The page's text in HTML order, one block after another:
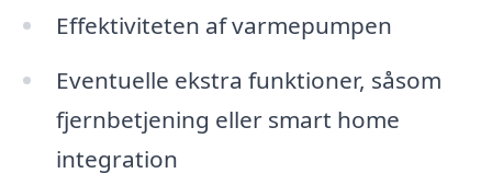
Effektiviteten af varmepumpen
Eventuelle ekstra funktioner, såsom
fjernbetjening eller smart home
integration